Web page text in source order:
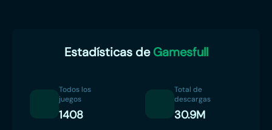
Estadísticas deGamesfull
Todos los
juegos
1408
Total de
descargas
30.9M